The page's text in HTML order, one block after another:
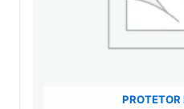
PROTETOR